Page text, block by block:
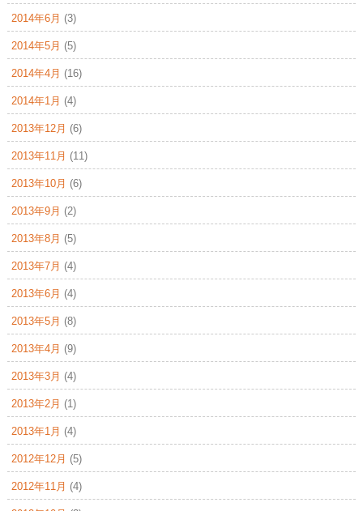
2014年6月 (3)
2014年5月 (5)
2014年4月 (16)
2014年1月 (4)
2013年12月 (6)
2013年11月 (11)
2013年10月 (6)
2013年9月 (2)
2013年8月 (5)
2013年7月 (4)
2013年6月 (4)
2013年5月 (8)
2013年4月 (9)
2013年3月 (4)
2013年2月 (1)
2013年1月 (4)
2012年12月 (5)
2012年11月 (4)